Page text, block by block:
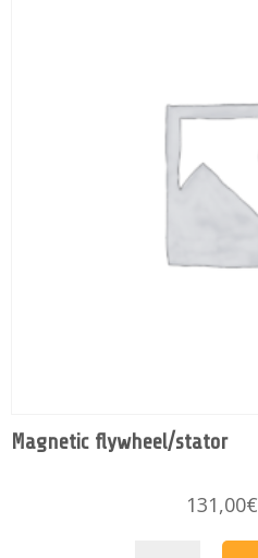
Magnetic flywheel/stator
131,00€